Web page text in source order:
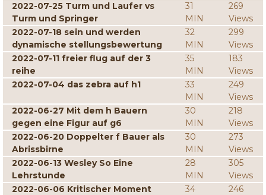
2022-07-25 Turm und Laufer vs
Turm und Springer
31
MIN
269
Views
2022-07-18 sein und werden
dynamische stellungsbewertung
32
MIN
299
Views
2022-07-11 freier flug auf der 3
reihe
35
MIN
183
Views
2022-07-04 das zebra auf h1
33
MIN
249
Views
2022-06-27 Mit dem h Bauern
gegen eine Figur auf g6
30
MIN
218
Views
2022-06-20 Doppelter f Bauer als
Abrissbirne
30
MIN
273
Views
2022-06-13 Wesley So Eine
Lehrstunde
28
MIN
305
Views
2022-06-06 Kritischer Moment
34
246